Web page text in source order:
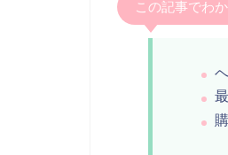
この記事でわ